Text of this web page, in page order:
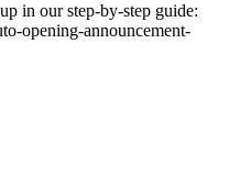
in our step-by-step guide:
opening-announcement-